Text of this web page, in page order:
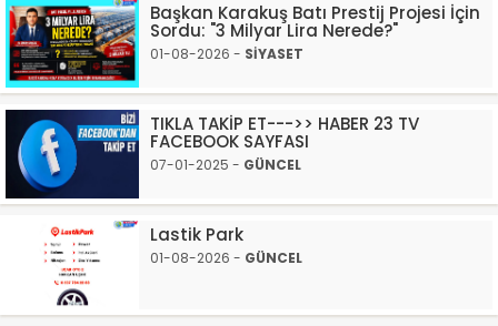
Başkan Karakuş Batı Prestij Projesi İçin
Sordu: "3 Milyar Lira Nerede?"
01-08-2026 - SİYASET
TIKLA TAKİP ET--->> HABER 23 TV
FACEBOOK SAYFASI
07-01-2025 - GÜNCEL
Lastik Park
01-08-2026 - GÜNCEL